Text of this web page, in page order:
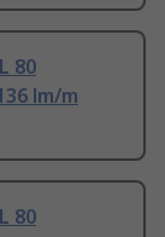
80
lm/m
80